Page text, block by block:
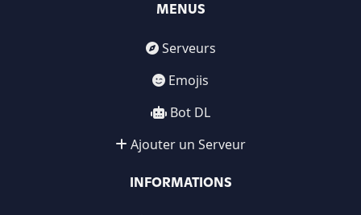
MENUS
Serveurs
Emojis
Bot DL
Ajouter un Serveur
INFORMATIONS